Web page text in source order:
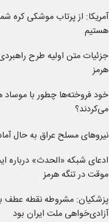
آمریکا: از پرتاب موشکی کره
هستیم
جزئیات متن اولیه طرح
هرمز
خود فروخته‌ها چطور با موساد
می‌کردند؟
نیروهای مسلح عراق به حال
ادعای شبکه «الحدث» درباره
موقت در تنگه هرمز
پزشکیان: مشروطه نقطه عطف
آزادی‌خواهی ملت ایران بود